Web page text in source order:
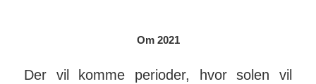
Om 2021
Der vil komme perioder, hvor solen vil